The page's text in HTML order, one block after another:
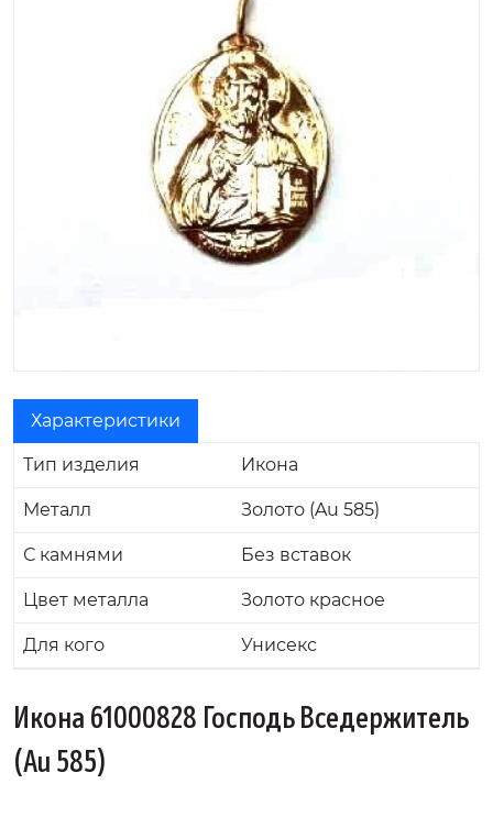
Характеристики
Тип изделия Икона
Металл Золото (Au 585)
С камнями Без вставок
Цвет металла Золото красное
Для кого Унисекс
Икона 61000828 Господь Вседержитель
(Au 585)